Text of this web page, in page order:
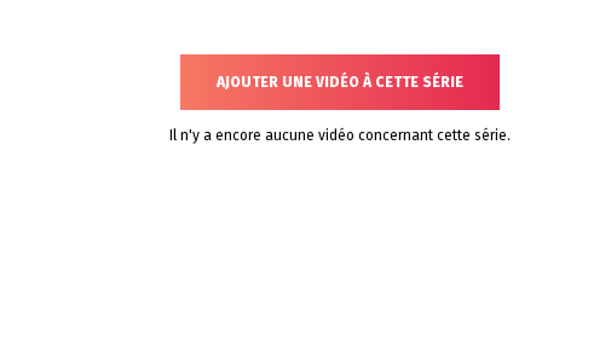
AJOUTER UNE VIDÉO À CETTE SÉRIE
Il n'y a encore aucune vidéo concernant cette série.